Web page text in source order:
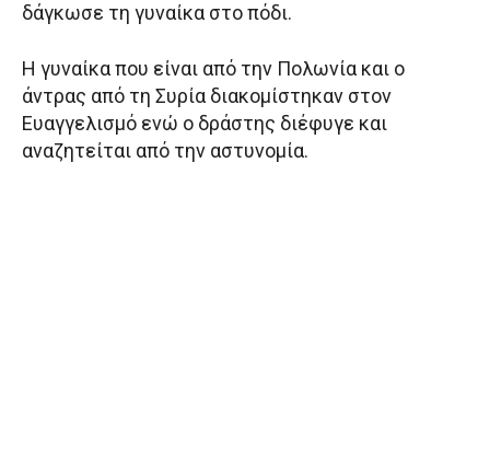
δάγκωσε τη γυναίκα στο πόδι.
Η γυναίκα που είναι από την Πολωνία και ο
άντρας από τη Συρία διακομίστηκαν στον
Ευαγγελισμό ενώ ο δράστης διέφυγε και
αναζητείται από την αστυνομία.